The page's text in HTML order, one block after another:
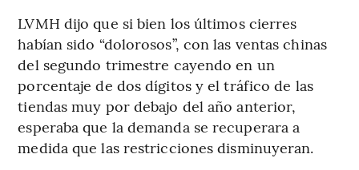
LVMH dijo que si bien los últimos cierres
habían sido “dolorosos”, con las ventas chinas
del segundo trimestre cayendo en un
porcentaje de dos dígitos y el tráfico de las
tiendas muy por debajo del año anterior,
esperaba que la demanda se recuperara a
medida que las restricciones disminuyeran.